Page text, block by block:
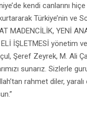
kendi canlarını
Türkiye’nin ve
MADENCİLİK, YENİ
ELİ İŞLETMESİ yönetim
Şeref Zeyrek, M. Ali
sunarız. Sizlerle
rahmet diler,